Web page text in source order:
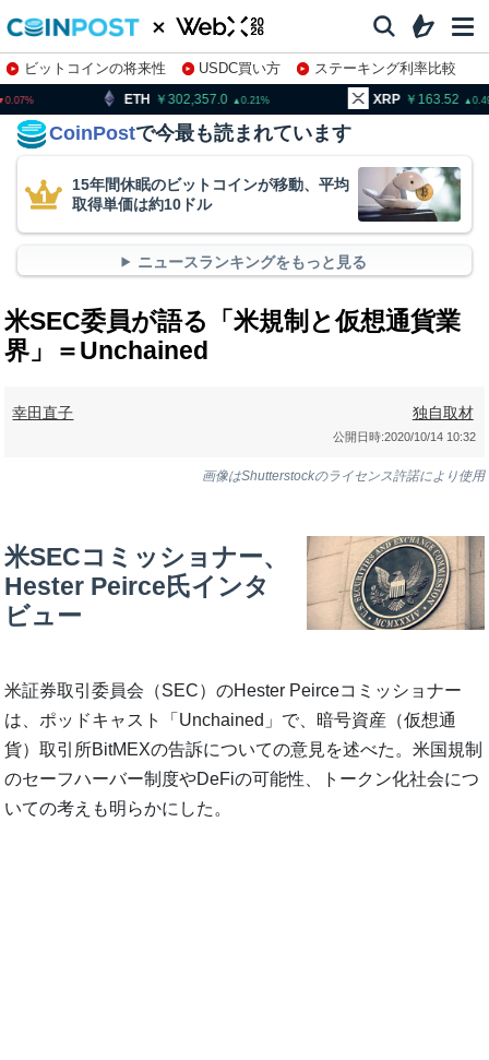
ビットコインの将来性 USDC買い方
ステーキング利率比較
株特集・関連銘柄
302,357.0 XRP 163.52 BNB
CoinPostで今最も読まれています
15年間休眠のビットコインが移動、平均
取得単価は約10ドル
ニュースランキングをもっと見る
米SEC委員が語る「米規制と仮想通貨業
界」＝Unchained
幸田直子 独自取材
公開日時:2020/10/14 10:32
画像はShutterstockのライセンス許諾により使用
米SECコミッショナー、
Hester Peirce氏インタ
ビュー
米証券取引委員会（SEC）のHester Peirceコミッショナー
は、ポッドキャスト「Unchained」で、暗号資産（仮想通
貨）取引所BitMEXの告訴についての意見を述べた。米国規制
のセーフハーバー制度やDeFiの可能性、トークン化社会につ
いての考えも明らかにした。